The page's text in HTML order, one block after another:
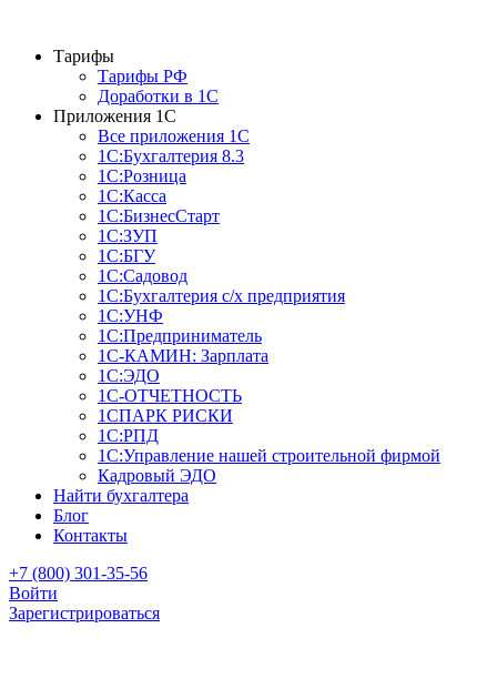
Тарифы
Тарифы РФ
Доработки в 1C
Приложения 1С
Все приложения 1С
1С:Бухгалтерия 8.3
1С:Розница
1С:Касса
1С:БизнесСтарт
1С:ЗУП
1С:БГУ
1С:Садовод
1С:Бухгалтерия с/х предприятия
1С:УНФ
1С:Предприниматель
1С-КАМИН: Зарплата
1С:ЭДО
1С-ОТЧЕТНОСТЬ
1СПАРК РИСКИ
1С:РПД
1С:Управление нашей строительной фирмой
Кадровый ЭДО
Найти бухгалтера
Блог
Контакты
+7 (800) 301-35-56
Войти
Зарегистрироваться